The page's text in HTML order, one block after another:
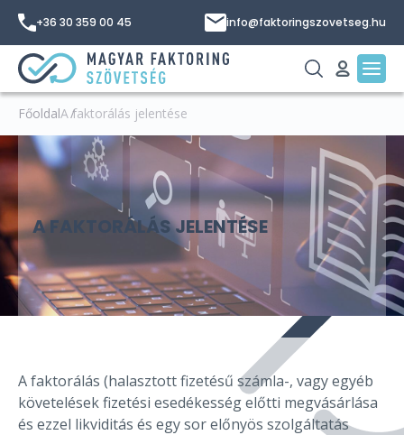
+36 30 359 00 45 info@faktoringszovetseg.hu
FőoldalA faktorálás jelentése
A FAKTORÁLÁS JELENTÉSE
A faktorálás (halasztott fizetésű számla-, vagy egyéb
követelések fizetési esedékesség előtti megvásárlása
és ezzel likviditás és egy sor előnyös szolgáltatás